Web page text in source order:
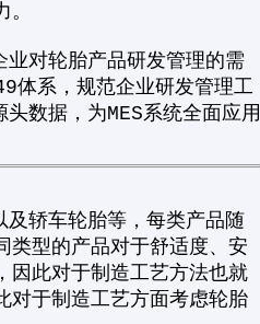
对轮胎产品研发管理的需
体系，规范企业研发管理工
数据，为MES系统全面应用
轿车轮胎等，每类产品随
类型的产品对于舒适度、安
因此对于制造工艺方法也就
对于制造工艺方面考虑轮胎